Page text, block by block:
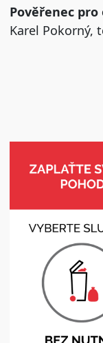
Pověřenec
Karel Pokorný,